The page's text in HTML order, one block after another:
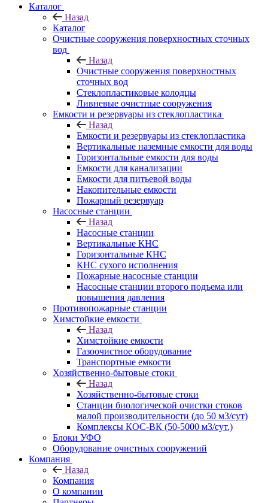
Каталог
Назад
Каталог
Очистные сооружения поверхностных сточных
вод
Назад
Очистные сооружения поверхностных
сточных вод
Стеклопластиковые колодцы
Ливневые очистные сооружения
Емкости и резервуары из стеклопластика
Назад
Емкости и резервуары из стеклопластика
Вертикальные наземные емкости для воды
Горизонтальные емкости для воды
Емкости для канализации
Емкости для питьевой воды
Накопительные емкости
Пожарный резервуар
Насосные станции
Назад
Насосные станции
Вертикальные КНС
Горизонтальные КНС
КНС сухого исполнения
Пожарные насосные станции
Насосные cтанции второго подъема или
повышения давления
Противопожарные станции
Химстойкие емкости
Назад
Химстойкие емкости
Газоочистное оборудование
Транспортные емкости
Хозяйственно-бытовые стоки
Назад
Хозяйственно-бытовые стоки
Станции биологической очистки стоков
малой производительности (до 50 м3/сут)
Комплексы КОС-ВК (50-5000 м3/сут.)
Блоки УФО
Оборудование очистных сооружений
Компания
Назад
Компания
О компании